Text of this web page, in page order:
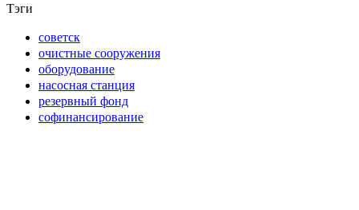
Тэги
советск
очистные сооружения
оборудование
насосная станция
резервный фонд
софинансирование